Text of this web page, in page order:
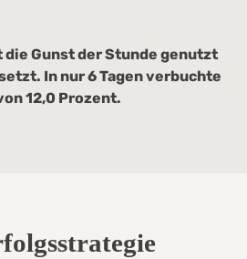
die Gunst der Stunde genutzt
In nur 6 Tagen verbuchte
12,0 Prozent.